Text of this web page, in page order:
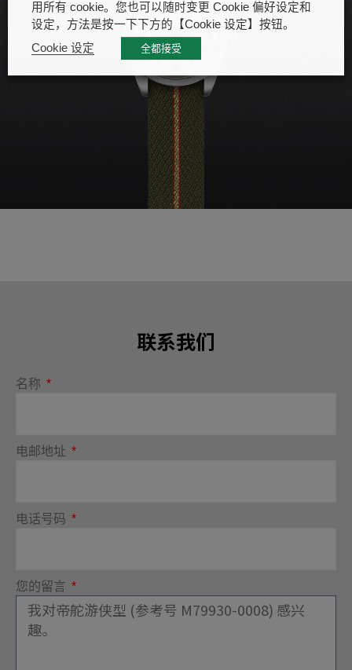
联系我们
名称
电邮地址
电话号码
您的留言
用所有 cookie。您也可以随时变更 Cookie 偏好设定和
设定，方法是按一下下方的【Cookie 设定】按钮。
Cookie 设定
全都接受